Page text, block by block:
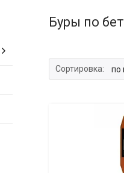
Буры по